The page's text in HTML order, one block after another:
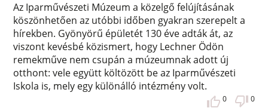
Az Iparművészeti Múzeum a közelgő felújításának
köszönhetően az utóbbi időben gyakran szerepelt a
hírekben. Gyönyörű épületét 130 éve adták át, az
viszont kevésbé közismert, hogy Lechner Ödön
remekműve nem csupán a múzeumnak adott új
otthont: vele együtt költözött be az Iparművészeti
Iskola is, mely egy különálló intézmény volt.
0 0